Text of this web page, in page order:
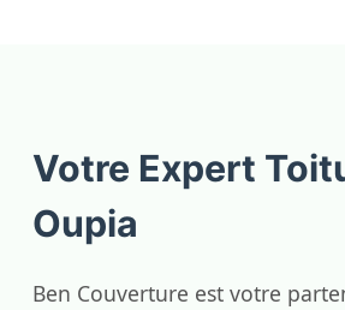
Votre Expert
Oupia
Ben Couverture est votre